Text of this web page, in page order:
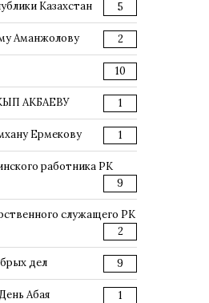
Казахстан
5
Аманжолову 2
10
АКБАЕВУ 1
Ермекову 1
работника РК
9
служащего РК
2
дел 9
Абая 1